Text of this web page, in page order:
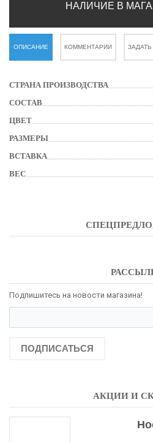
НАЛИЧИЕ В
ОПИСАНИЕ КОММЕНТАРИИ
СТРАНА ПРОИЗВОДСТВА
СОСТАВ
ЦВЕТ
РАЗМЕРЫ
ВСТАВКА
ВЕС
Подпишитесь на новости магазина!
ПОДПИСАТЬСЯ
АКЦИИ И